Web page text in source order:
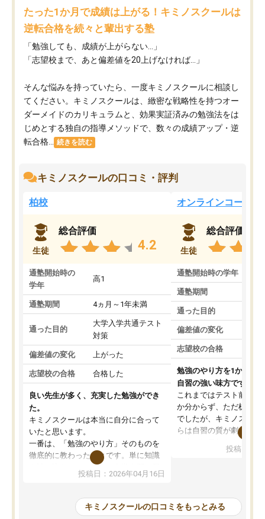
たった1か月で成績は上がる！キミノスクールは
逆転合格を続々と輩出する塾
「勉強しても、成績が上がらない…」
「志望校まで、あと偏差値を20上げなければ…」
そんな悩みを持っていたら、一度キミノスクールに相談し
てください。キミノスクールは、緻密な戦略性を持つオー
ダーメイドのカリキュラムと、効果実証済みの勉強法をは
じめとする独自の指導メソッドで、数々の成績アップ・逆
転合格...
続きを読む
キミノスクールの口コミ・評判
柏校
生徒
総合評価
4.2
通塾開始時の
学年
高1
通塾期間 4ヵ月～1年未満
通った目的
大学入学共通テスト
対策
偏差値の変化 上がった
志望校の合格 合格した
良い先生が多く、充実した勉強ができ
た。
キミノスクールは本当に自分に合って
いたと思います。
一番は、「勉強のやり方」そのものを
徹底的に教わったことです。単に知識
を詰め込むのではなく、自学自習の習
慣が身につくよう並走してくれるの
はなくなりました。
投稿日：2026年04月16日
オンラインコース
生徒
総合評価
通塾開始時の学年
通塾期間
通った目的
偏差値の変化
志望校の合格
勉強のやり方を1から教
自習の強い味方です。
これまではテスト前に何
か分からず、ただ机に座
でしたが、キミノスクー
らは自習の質が劇的に変
を明確にしてくれるの
の仕方をコーチングして
ルなので、家での学習習
投稿日：
キミノスクールの口コミをもっとみる